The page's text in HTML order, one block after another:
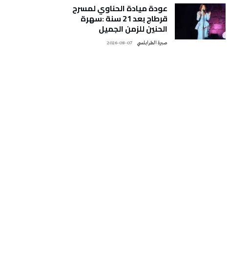
عودة ميادة الحناوي لمسرح
قرطاج بعد 21 سنة :سهرة
الحنين للزمن الجميل
صبرة الطرابلسي 2026-08-07